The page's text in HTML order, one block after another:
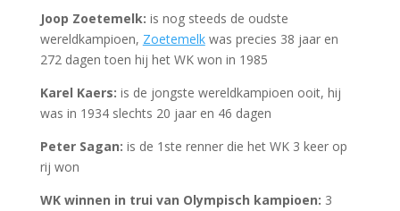
Joop Zoetemelk: is nog steeds de oudste
wereldkampioen, Zoetemelkwas precies 38 jaar en
272 dagen toen hij het WK won in 1985
Karel Kaers: is de jongste wereldkampioen ooit, hij
was in 1934 slechts 20 jaar en 46 dagen
Peter Sagan: is de 1ste renner die het WK 3 keer op
rij won
WK winnen in trui van Olympisch kampioen: 3